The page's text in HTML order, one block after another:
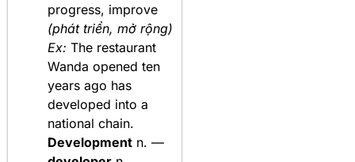
progress, improve
(phát triển, mở rộng)
Ex: The restaurant
Wanda opened ten
years ago has
developed into a
national chain.
Development n. —